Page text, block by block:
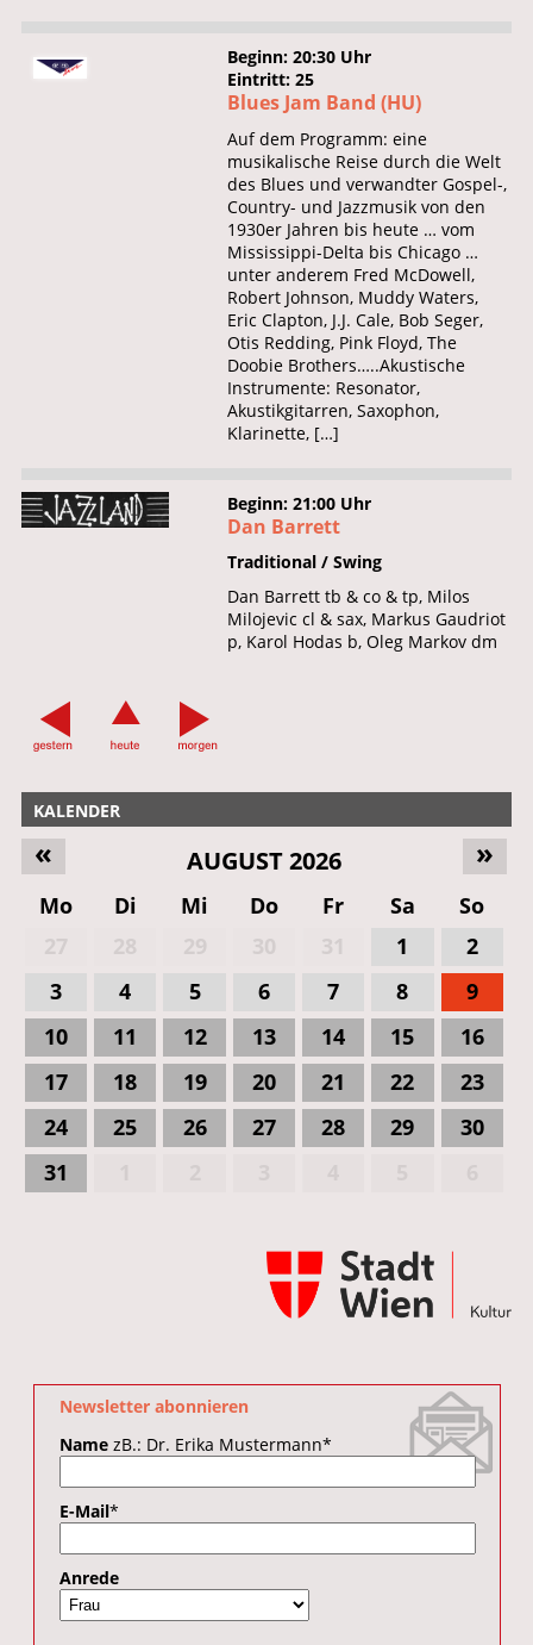
Beginn: 20:30 Uhr
Eintritt: 25
Blues Jam Band (HU)
Auf dem Programm: eine
musikalische Reise durch die Welt
des Blues und verwandter Gospel-,
Country- und Jazzmusik von den
1930er Jahren bis heute … vom
Mississippi-Delta bis Chicago …
unter anderem Fred McDowell,
Robert Johnson, Muddy Waters,
Eric Clapton, J.J. Cale, Bob Seger,
Otis Redding, Pink Floyd, The
Doobie Brothers…..Akustische
Instrumente: Resonator,
Akustikgitarren, Saxophon,
Klarinette, […]
Beginn: 21:00 Uhr
Dan Barrett
Traditional / Swing
Dan Barrett tb & co & tp, Milos
Milojevic cl & sax, Markus Gaudriot
p, Karol Hodas b, Oleg Markov dm
KALENDER
»
« AUGUST 2026
Mo Di Mi Do Fr Sa
So
1
2
3
4 5 6 7 8
9
10
11 12 13 14 15
16
17
18 19 20 21 22
23
24
25 26 27 28 29
30
31
Newsletter abonnieren
NamezB.: Dr. Erika Mustermann*
E-Mail*
Anrede